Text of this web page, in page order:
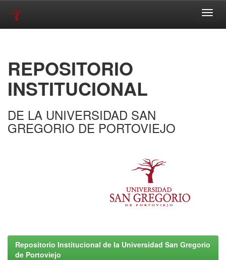
REPOSITORIO
INSTITUCIONAL
DE LA UNIVERSIDAD SAN
GREGORIO DE PORTOVIEJO
Repositorio Institucional de la Universidad San Gregorio
de Portoviejo